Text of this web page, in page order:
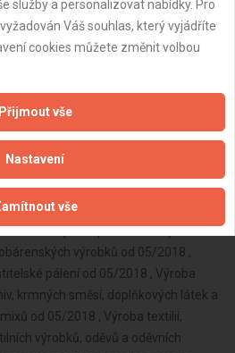
služby a personalizovat nabídky. Pro
Váš souhlas, který vyjádříte
cookies můžete změnit volbou
Přijmout vše
Nastavení
vše